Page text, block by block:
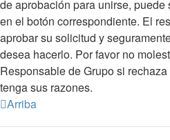
de aprobación para unirse,
en el botón correspondiente. El
aprobar su solicitud y
desea hacerlo. Por favor no
Responsable de Grupo si
tenga sus razones.
Arriba